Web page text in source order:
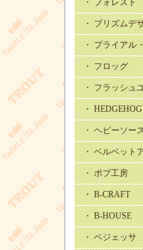
・ フォレスト
・ プリズムデ
・ プライアル
・ フロッグ
・ フラッシュ
・
・ ヘビーソー
・ ベルベット
・ ボブ工房
・ B-CRAFT
・ B-HOUSE
・ ベジェッサ